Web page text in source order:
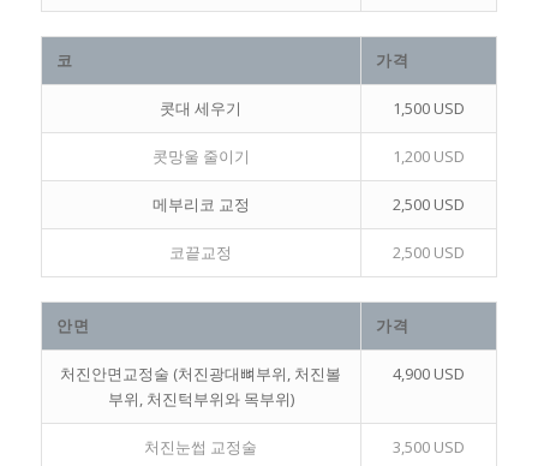
코 가격
콧대 세우기 1,500 USD
콧망울 줄이기 1,200 USD
메부리코 교정 2,500 USD
코끝교정 2,500 USD
안면 가격
처진안면교정술 (처진광대뼈부위, 처진볼
부위, 처진턱부위와 목부위)
4,900 USD
처진눈썹 교정술 3,500 USD